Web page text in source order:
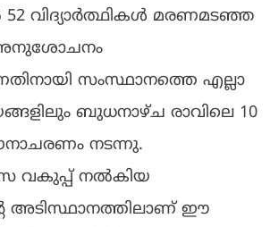
വിദ്യാർത്ഥികൾ മരണമടഞ്ഞ
സംസ്ഥാനത്തെ എല്ലാ
ബുധനാഴ്ച രാവിലെ 10
നടന്നു.
വകുപ്പ് നൽകിയ
അടിസ്ഥാനത്തിലാണ് ഈ